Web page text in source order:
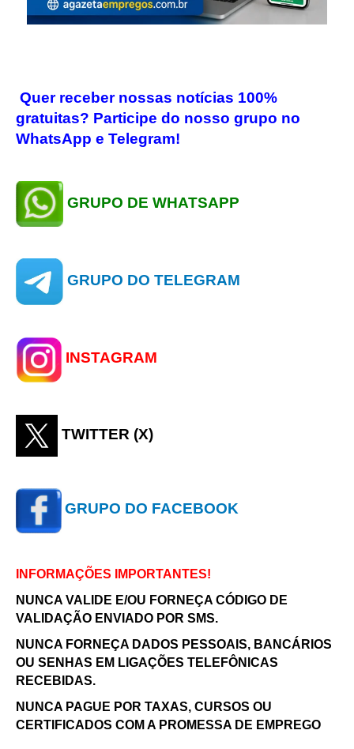
Quer receber nossas notícias 100%
gratuitas? Participe do nosso grupo no
WhatsApp e Telegram!
GRUPO DE WHATSAPP
GRUPO DO TELEGRAM
INSTAGRAM
TWITTER (X)
GRUPO DO FACEBOOK
INFORMAÇÕES IMPORTANTES!
NUNCA VALIDE E/OU FORNEÇA CÓDIGO DE
VALIDAÇÃO ENVIADO POR SMS.
NUNCA FORNEÇA DADOS PESSOAIS, BANCÁRIOS
OU SENHAS EM LIGAÇÕES TELEFÔNICAS
RECEBIDAS.
NUNCA PAGUE POR TAXAS, CURSOS OU
CERTIFICADOS COM A PROMESSA DE EMPREGO